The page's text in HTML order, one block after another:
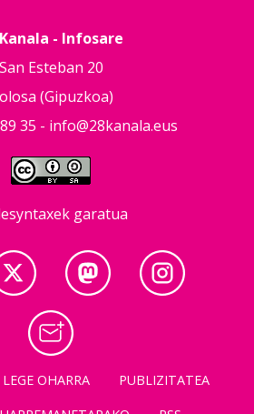
- Infosare
San Esteban 20
(Gipuzkoa)
35 - info@28kanala.eus
garatua
LEGE OHARRA
PUBLIZITATEA